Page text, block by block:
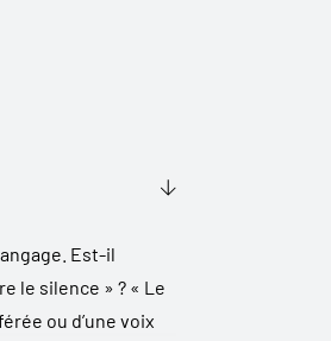
Est-il
le silence » ? « Le
ou d’une voix